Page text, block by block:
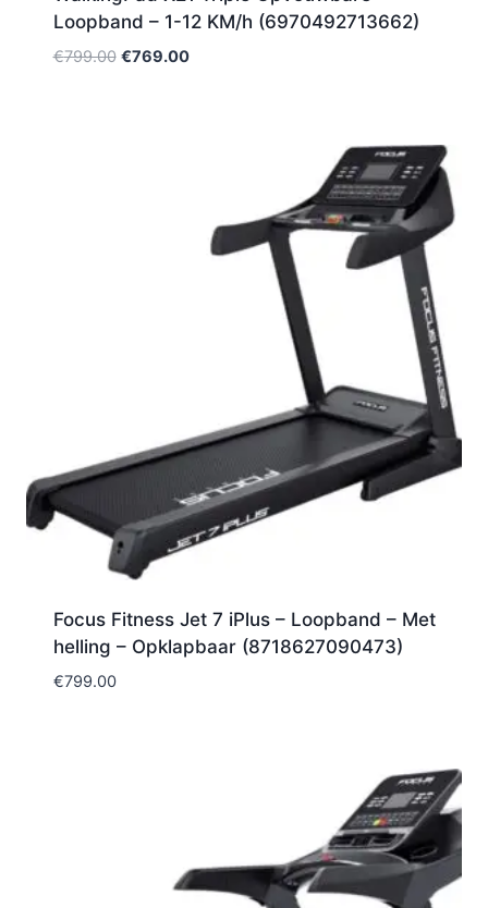
Loopband – 1-12 KM/h (6970492713662)
€799.00 Oorspronkelijke
€769.00Huidige
Focus Fitness Jet 7 iPlus – Loopband – Met
helling – Opklapbaar (8718627090473)
€799.00